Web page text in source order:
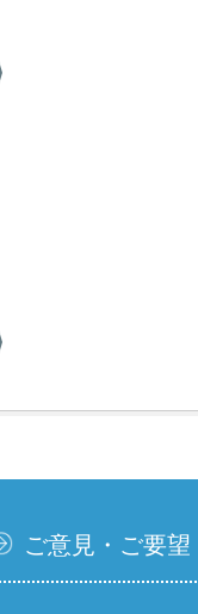
ご意見・ご要望